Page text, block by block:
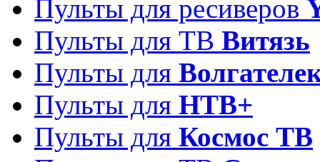
Пульты для ресиверов
Пульты для ТВ Витязь
Пульты для
Пульты для НТВ+
Пульты для Космос ТВ